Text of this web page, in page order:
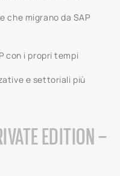
che migrano da SAP
con i propri tempi
e settoriali più
EDITION –